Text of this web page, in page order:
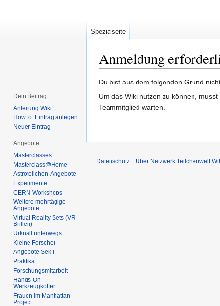
Anmeldung
Zur
Navigation
springen
Zur
Suche
springen
Du bist aus dem folgenden Grund
Um das Wiki nutzen zu können,
Teammitglied warten.
Spezialseite
Dein Beitrag
Anleitung Wiki
How to: Eintrag anlegen
Neuer Eintrag
Angebote
Masterclasses
Masterclass@Home
Astroteilchen-Angebote
Experimente
CERN-Workshops
Weitere mehrtägige
Angebote
Virtual Reality Sets (VR-
Brillen)
Urknall unterwegs
Kleine Forscher
Angebote Sek I
Praktika
Forschungsmitarbeit
Hands-On
Werkzeugkoffer
Frauen im Manhattan
Project
Datenschutz Über Netzwerk Teilchenwelt